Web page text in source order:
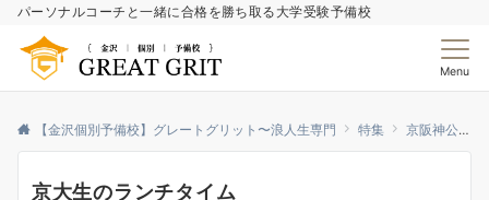
パーソナルコーチと一緒に合格を勝ち取る大学受験予備校
Menu
【金沢個別予備校】グレートグリット〜浪人生専門 特集 京阪神公特集
京大生のランチタイム